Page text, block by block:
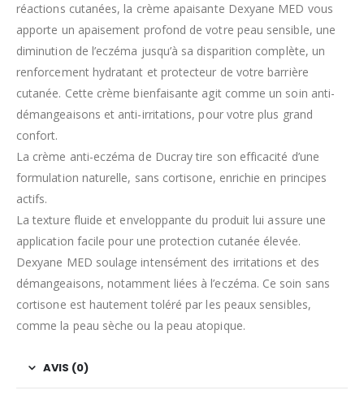
réactions cutanées, la crème apaisante Dexyane MED vous
apporte un apaisement profond de votre peau sensible, une
diminution de l’eczéma jusqu’à sa disparition complète, un
renforcement hydratant et protecteur de votre barrière
cutanée. Cette crème bienfaisante agit comme un soin anti-
démangeaisons et anti-irritations, pour votre plus grand
confort.
La crème anti-eczéma de Ducray tire son efficacité d’une
formulation naturelle, sans cortisone, enrichie en principes
actifs.
La texture fluide et enveloppante du produit lui assure une
application facile pour une protection cutanée élevée.
Dexyane MED soulage intensément des irritations et des
démangeaisons, notamment liées à l’eczéma. Ce soin sans
cortisone est hautement toléré par les peaux sensibles,
comme la peau sèche ou la peau atopique.
AVIS (0)